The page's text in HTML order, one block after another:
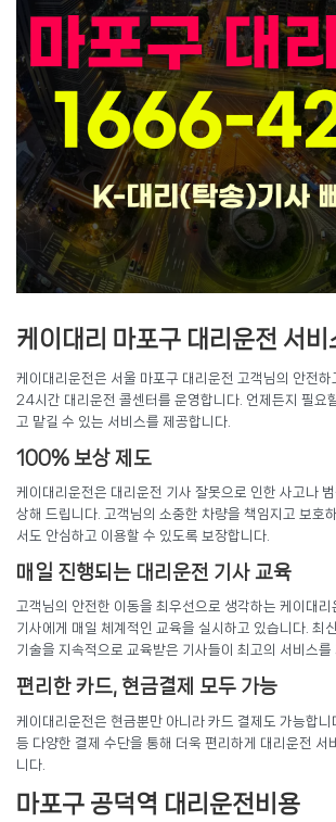
케이대리 마포구 대리운전 서비
케이대리운전은 서울 마포구 대리운전 고객님의 안전하
24시간 대리운전 콜센터를 운영합니다. 언제든지 필요
고 맡길 수 있는 서비스를 제공합니다.
100% 보상 제도
케이대리운전은 대리운전 기사 잘못으로 인한 사고나
상해 드립니다. 고객님의 소중한 차량을 책임지고 보호
서도 안심하고 이용할 수 있도록 보장합니다.
매일 진행되는 대리운전 기사 교육
고객님의 안전한 이동을 최우선으로 생각하는 케이대
기사에게 매일 체계적인 교육을 실시하고 있습니다. 최
기술을 지속적으로 교육받은 기사들이 최고의 서비스를
편리한 카드, 현금결제 모두 가능
케이대리운전은 현금뿐만 아니라 카드 결제도 가능합니
등 다양한 결제 수단을 통해 더욱 편리하게 대리운전 서
니다.
마포구 공덕역 대리운전비용